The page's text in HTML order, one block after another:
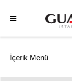
İçerik Menü